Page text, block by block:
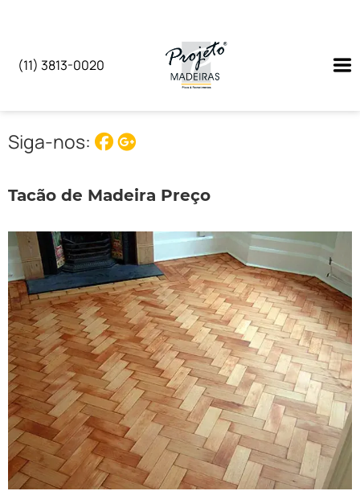
(11) 3813-0020
Siga-nos:
Tacão de Madeira Preço